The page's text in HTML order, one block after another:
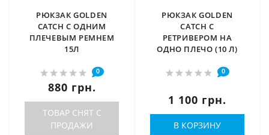
РЮКЗАК GOLDEN
CATCH С ОДНИМ
ПЛЕЧЕВЫМ РЕМНЕМ
15Л
0
880 грн.
ТОВАР СНЯТ С
ПРОДАЖИ
РЮКЗАК GOLDEN
CATCH С
РЕТРИВЕРОМ НА
ОДНО ПЛЕЧО (10 Л)
0
1 100 грн.
В КОРЗИНУ